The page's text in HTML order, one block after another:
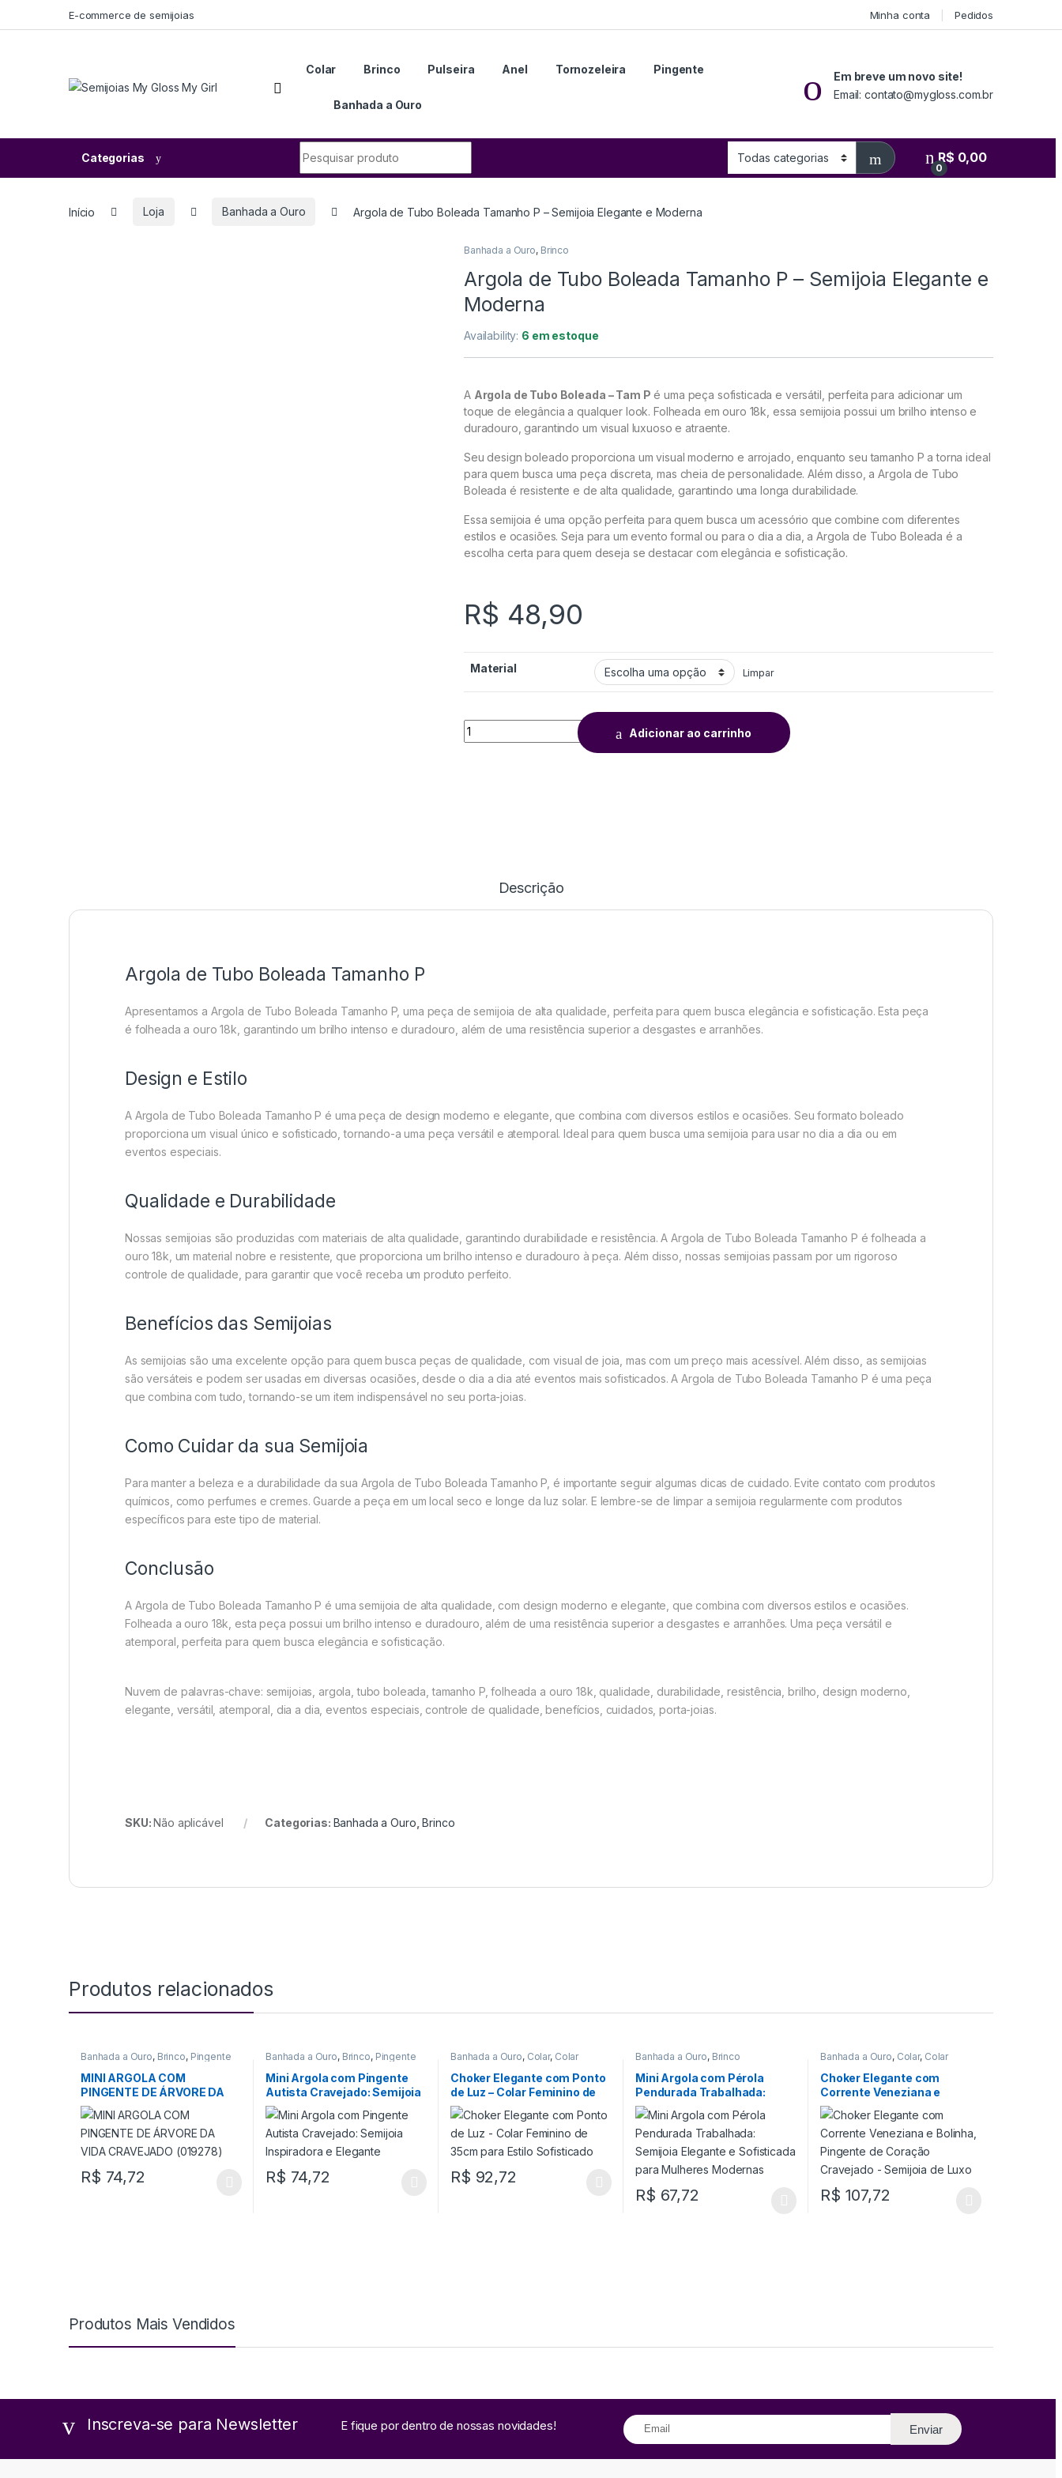
E-commerce de semijoias Minha conta Pedidos
Colar Brinco Pulseira Anel Tornozeleira Pingente
Banhada a Ouro
Em breve um novo site!
Email: contato@mygloss.com.br
Categorias
0
R$ 0,00
Início Loja Banhada a Ouro Argola de Tubo Boleada Tamanho P – Semijoia Elegante e Moderna
Banhada a Ouro, Brinco
Argola de Tubo Boleada Tamanho P – Semijoia Elegante e
Moderna
Availability: 6 em estoque
A Argola de Tubo Boleada – Tam P é uma peça sofisticada e versátil, perfeita para adicionar um
toque de elegância a qualquer look. Folheada em ouro 18k, essa semijoia possui um brilho intenso e
duradouro, garantindo um visual luxuoso e atraente.
Seu design boleado proporciona um visual moderno e arrojado, enquanto seu tamanho P a torna ideal
para quem busca uma peça discreta, mas cheia de personalidade. Além disso, a Argola de Tubo
Boleada é resistente e de alta qualidade, garantindo uma longa durabilidade.
Essa semijoia é uma opção perfeita para quem busca um acessório que combine com diferentes
estilos e ocasiões. Seja para um evento formal ou para o dia a dia, a Argola de Tubo Boleada é a
escolha certa para quem deseja se destacar com elegância e sofisticação.
R$ 48,90
Material Limpar
Adicionar ao carrinho
Descrição
Argola de Tubo Boleada Tamanho P
Apresentamos a Argola de Tubo Boleada Tamanho P, uma peça de semijoia de alta qualidade, perfeita para quem busca elegância e sofisticação. Esta peça
é folheada a ouro 18k, garantindo um brilho intenso e duradouro, além de uma resistência superior a desgastes e arranhões.
Design e Estilo
A Argola de Tubo Boleada Tamanho P é uma peça de design moderno e elegante, que combina com diversos estilos e ocasiões. Seu formato boleado
proporciona um visual único e sofisticado, tornando-a uma peça versátil e atemporal. Ideal para quem busca uma semijoia para usar no dia a dia ou em
eventos especiais.
Qualidade e Durabilidade
Nossas semijoias são produzidas com materiais de alta qualidade, garantindo durabilidade e resistência. A Argola de Tubo Boleada Tamanho P é folheada a
ouro 18k, um material nobre e resistente, que proporciona um brilho intenso e duradouro à peça. Além disso, nossas semijoias passam por um rigoroso
controle de qualidade, para garantir que você receba um produto perfeito.
Benefícios das Semijoias
As semijoias são uma excelente opção para quem busca peças de qualidade, com visual de joia, mas com um preço mais acessível. Além disso, as semijoias
são versáteis e podem ser usadas em diversas ocasiões, desde o dia a dia até eventos mais sofisticados. A Argola de Tubo Boleada Tamanho P é uma peça
que combina com tudo, tornando-se um item indispensável no seu porta-joias.
Como Cuidar da sua Semijoia
Para manter a beleza e a durabilidade da sua Argola de Tubo Boleada Tamanho P, é importante seguir algumas dicas de cuidado. Evite contato com produtos
químicos, como perfumes e cremes. Guarde a peça em um local seco e longe da luz solar. E lembre-se de limpar a semijoia regularmente com produtos
específicos para este tipo de material.
Conclusão
A Argola de Tubo Boleada Tamanho P é uma semijoia de alta qualidade, com design moderno e elegante, que combina com diversos estilos e ocasiões.
Folheada a ouro 18k, esta peça possui um brilho intenso e duradouro, além de uma resistência superior a desgastes e arranhões. Uma peça versátil e
atemporal, perfeita para quem busca elegância e sofisticação.
Nuvem de palavras-chave: semijoias, argola, tubo boleada, tamanho P, folheada a ouro 18k, qualidade, durabilidade, resistência, brilho, design moderno,
elegante, versátil, atemporal, dia a dia, eventos especiais, controle de qualidade, benefícios, cuidados, porta-joias.
SKU:Não aplicável Categorias: Banhada a Ouro ,Brinco
Produtos relacionados
Banhada a Ouro, Brinco, Pingente
MINI ARGOLA COM
PINGENTE DE ÁRVORE DA
VIDA CRAVEJADO (019278)
R$ 74,72
Banhada a Ouro, Brinco, Pingente
Mini Argola com Pingente
Autista Cravejado: Semijoia
Inspiradora e Elegante
R$ 74,72
Banhada a Ouro, Colar, Colar
Choker Elegante com Ponto
de Luz – Colar Feminino de
35cm para Estilo
Sofisticado
R$ 92,72
Banhada a Ouro, Brinco
Mini Argola com Pérola
Pendurada Trabalhada:
Semijoia Elegante e
Sofisticada para Mulheres
Modernas
R$ 67,72
Banhada a Ouro, Colar, Colar
Choker Elegante com
Corrente Veneziana e
Bolinha, Pingente de
Coração Cravejado –
Semijoia de Luxo
R$ 107,72
Produtos Mais Vendidos
Inscreva-se para Newsletter E fique por dentro de nossas novidades! Enviar